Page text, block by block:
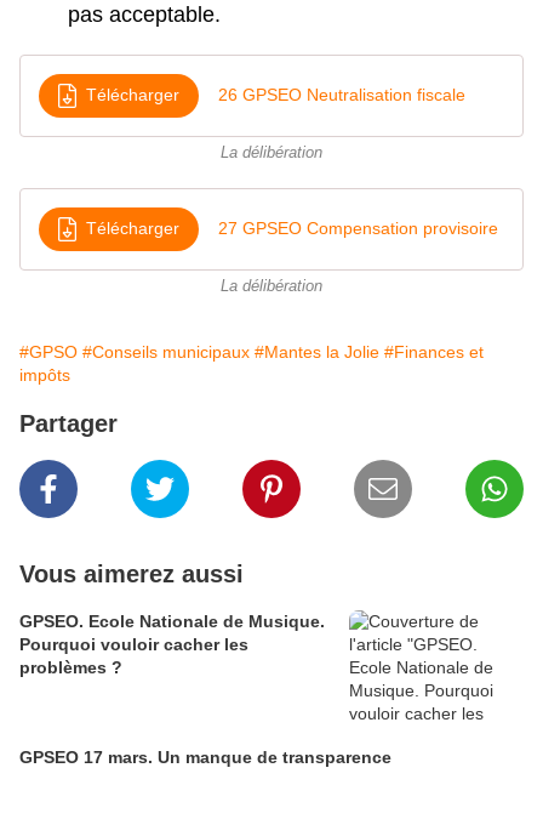
pas acceptable.
Télécharger 26 GPSEO Neutralisation fiscale
La délibération
Télécharger 27 GPSEO Compensation provisoire
La délibération
#GPSO #Conseils municipaux #Mantes la Jolie #Finances et
impôts
Partager
Vous aimerez aussi
GPSEO. Ecole Nationale de Musique.
Pourquoi vouloir cacher les
problèmes ?
GPSEO 17 mars. Un manque de transparence